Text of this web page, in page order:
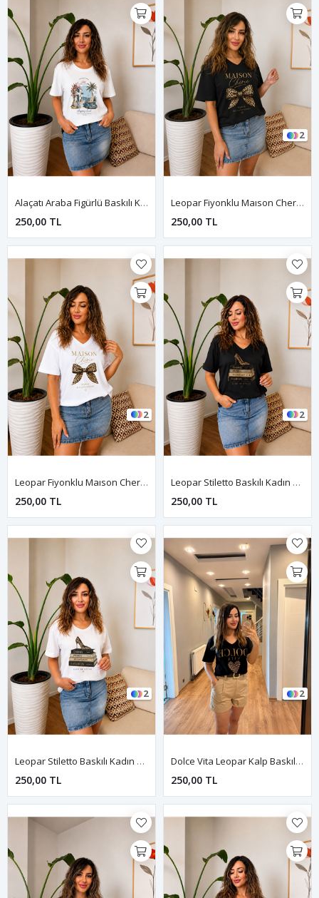
Alaçatı Araba Figürlü Baskılı Kadın Tişört-Beyaz
250,00 TL
2
Leopar Fiyonklu Maıson Cherie Baskılı Kadın Tişört-Siyah
250,00 TL
2
Leopar Fiyonklu Maıson Cherie Baskılı Kadın Tişört-Beyaz
250,00 TL
2
Leopar Stiletto Baskılı Kadın Tişört-Siyah
250,00 TL
2
Leopar Stiletto Baskılı Kadın Tişört-Beyaz
250,00 TL
2
Dolce Vita Leopar Kalp Baskılı Kadın Tişört-Siyah
250,00 TL